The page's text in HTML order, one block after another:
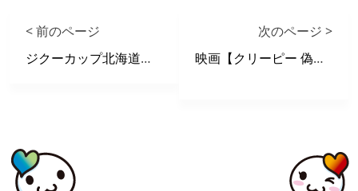
< 前のページ
ジクーカップ北海道大会in札幌清田店≪5/28（土）≫
次のページ >
映画【クリーピー 偽りの隣人】 X 自遊空間 タイアップキャンペーン